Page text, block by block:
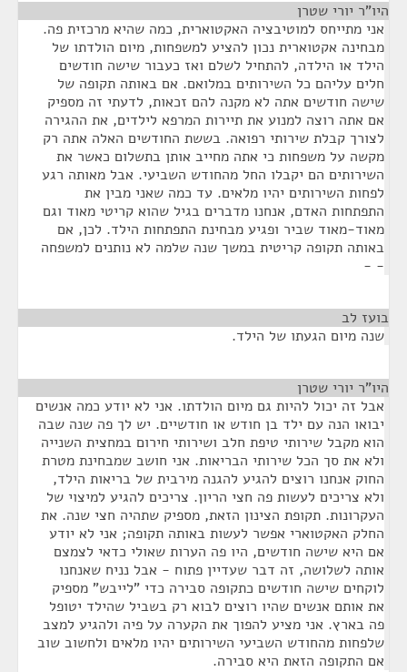
היו"ר יורי שטרן
אני מתייחס למוטיבציה האקטוארית, כמה שהיא מרכזית פה.
מבחינה אקטוארית נכון להציע למשפחות, מיום הולדתו של
הילד או הילדה, להתחיל לשלם ואז כעבור שישה חודשים
חלים עליהם כל השירותים במלואם. אם באותה תקופה של
שישה חודשים אתה לא מקנה להם זכאות, לדעתי זה מספיק
אם אתה רוצה למנוע את תיירות המרפא לילדים, את ההגירה
לצורך קבלת שירותי רפואה. בששת החודשים האלה אתה רק
מקשה על משפחות כי אתה מחייב אותן בתשלום כאשר את
השירותים הם יקבלו החל מהחודש השביעי. אבל מאותה רגע
לפחות השירותים יהיו מלאים. עד כמה שאני מבין את
התפתחות האדם, אנחנו מדברים בגיל שהוא קריטי מאוד וגם
מאוד-מאוד שביר ופגיע מבחינת התפתחות הילד. לכן, אם
באותה תקופה קריטית במשך שנה שלמה לא נותנים למשפחה
- -
בועז לב
שנה מיום הגעתו של הילד.
היו"ר יורי שטרן
אבל זה יכול להיות גם מיום הולדתו. אני לא יודע כמה אנשים
יבואו הנה עם ילד בן חודש או חודשיים. יש לך פה שנה שבה
הוא מקבל שירותי טיפת חלב ושירותי חירום במחצית השנייה
ולא את סך הכל שירותי הבריאות. אני חושב שמבחינת מטרת
החוק אנחנו רוצים להגיע להגנה מירבית של בריאות הילד,
ולא צריכים לעשות פה חצי הריון. צריכים להגיע למיצוי של
העקרונות. תקופת הצינון הזאת, מספיק שתהיה חצי שנה. את
החלק האקטוארי אפשר לעשות באותה תקופה; אני לא יודע
אם היא שישה חודשים, היו פה הערות שאולי כדאי לצמצם
אותה לשלושה, זה דבר שעדיין פתוח - אבל נניח שאנחנו
לוקחים שישה חודשים כתקופה סבירה כדי "לייבש" מספיק
את אותם אנשים שהיו רוצים לבוא רק בשביל שהילד יטופל
פה בארץ. אני מציע להפוך את הקערה על פיה ולהגיע למצב
שלפחות מהחודש השביעי השירותים יהיו מלאים ולחשוב שוב
אם התקופה הזאת היא סבירה.